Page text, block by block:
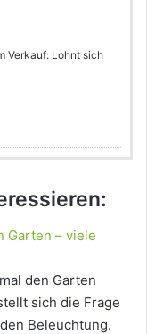
Verkauf: Lohnt sich
Garten – viele
den Garten
sich die Frage
Beleuchtung.